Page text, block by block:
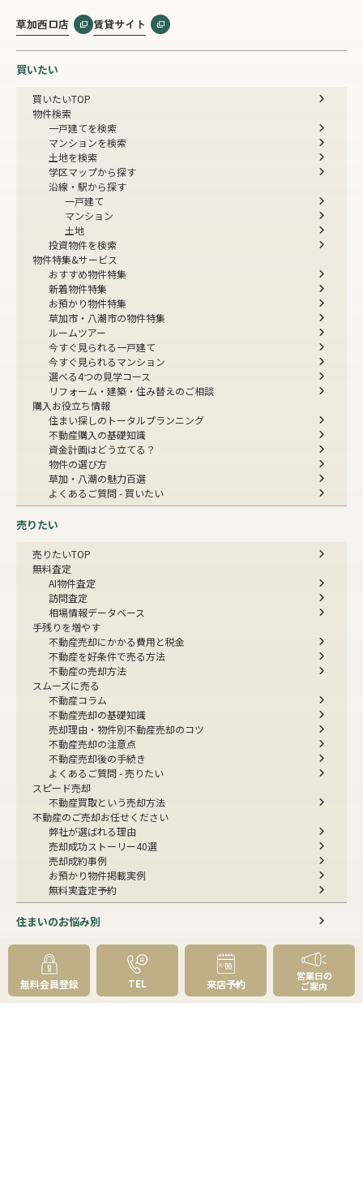
草加西口店 賃貸サイト
買いたい
買いたいTOP
物件検索
一戸建てを検索
マンションを検索
土地を検索
学区マップから探す
沿線・駅から探す
一戸建て
マンション
土地
投資物件を検索
物件特集&サービス
おすすめ物件特集
新着物件特集
お預かり物件特集
草加市・八潮市の物件特集
ルームツアー
今すぐ見られる一戸建て
今すぐ見られるマンション
選べる4つの見学コース
リフォーム・建築・住み替えのご相談
購入お役立ち情報
住まい探しのトータルプランニング
不動産購入の基礎知識
資金計画はどう立てる？
物件の選び方
草加・八潮の魅力百選
よくあるご質問 - 買いたい
売りたい
売りたいTOP
無料査定
AI物件査定
訪問査定
相場情報データベース
手残りを増やす
不動産売却にかかる費用と税金
不動産を好条件で売る方法
不動産の売却方法
スムーズに売る
不動産コラム
不動産売却の基礎知識
売却理由・物件別不動産売却のコツ
不動産売却の注意点
不動産売却後の手続き
よくあるご質問 - 売りたい
スピード売却
不動産買取という売却方法
不動産のご売却お任せください
弊社が選ばれる理由
売却成功ストーリー40選
売却成約事例
お預かり物件掲載実例
無料実査定予約
住まいのお悩み別
会社案内
会社案内TOP
私たちについて
無料会員登録 TEL 来店予約
営業日の
ご案内